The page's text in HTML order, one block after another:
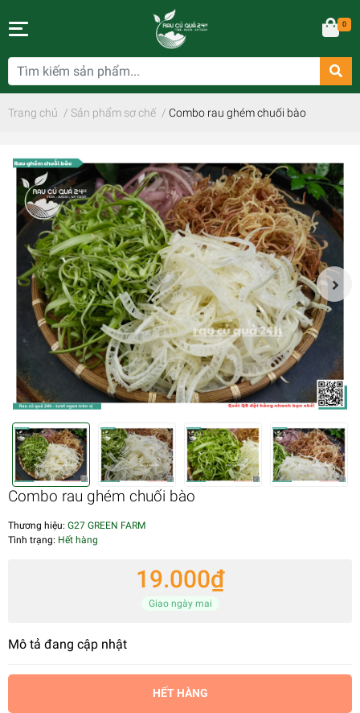
0
Trang chủ / Sản phẩm sơ chế / Combo rau ghém chuối bào
Combo rau ghém chuối bào
Thương hiệu: G27 GREEN FARM
Tình trạng: Hết hàng
19.000₫
Giao ngày mai
Mô tả đang cập nhật
HẾT HÀNG